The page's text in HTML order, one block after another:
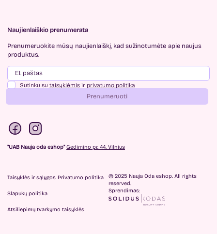
Naujienlaiškio prenumerata
Prenumeruokite mūsų naujienlaiškį, kad sužinotumėte apie naujus
produktus.
Sutinku su taisyklėmis ir privatumo politika
Prenumeruoti
"UAB Nauja oda eshop" Gedimino pr. 44. Vilnius
Taisyklės ir sąlygos Privatumo politika
Slapukų politika
Atsiliepimų tvarkymo taisyklės
© 2025 Nauja Oda eshop. All rights
reserved.
Sprendimas: